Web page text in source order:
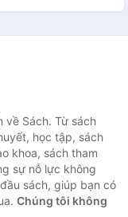
về Sách. Từ sách
học tập, sách
khoa, sách tham
sự nỗ lực không
sách, giúp bạn có
Chúng tôi không